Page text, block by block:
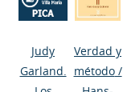
Judy
Garland.
Verdad y
método/